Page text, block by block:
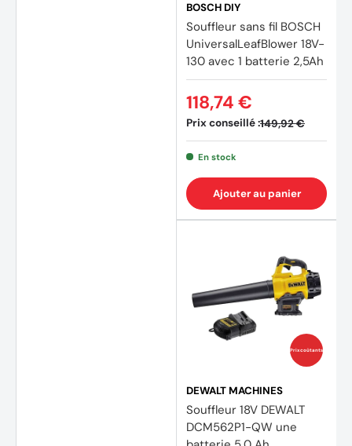
BOSCH DIY
Souffleur sans fil BOSCH
UniversalLeafBlower 18V-
130 avec 1 batterie 2,5Ah
Prix conseillé :149,92 €
118,74 €
En stock
Ajouter au panier
Prix coûtants
DEWALT MACHINES
Souffleur 18V DEWALT
DCM562P1-QW une